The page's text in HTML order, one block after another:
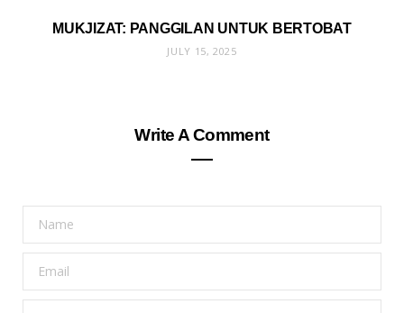
MUKJIZAT: PANGGILAN UNTUK BERTOBAT
JULY 15, 2025
Write A Comment